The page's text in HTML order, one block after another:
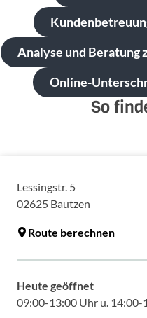
Analyse und Beratung
Online-
So
Lessingstr. 5
02625 Bautzen
Route berechnen
Heute geöffnet
09:00-13:00 Uhr u. 14:00-